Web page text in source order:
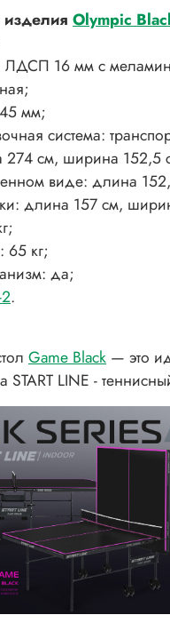
изделия Olympic
16 мм с
мм;
система:
см, ширина 152,5
виде: длина
длина 157 см,
65 кг;
да;
.
Game Black — это
START LINE -